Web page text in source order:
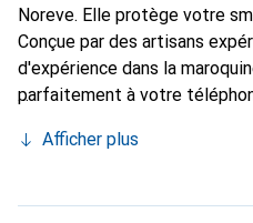
Noreve. Elle protège votre
Conçue par des artisans
d'expérience dans la
parfaitement à votre
devient l'accessoire chic et
produits de haute qualité, la
Afficher plus